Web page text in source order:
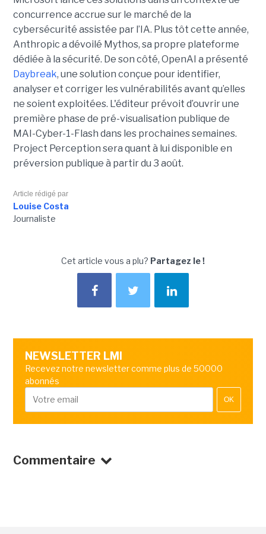
concurrence accrue sur le marché de la
cybersécurité assistée par l’IA. Plus tôt cette année,
Anthropic a dévoilé Mythos, sa propre plateforme
dédiée à la sécurité. De son côté, OpenAI a présenté
Daybreak, une solution conçue pour identifier,
analyser et corriger les vulnérabilités avant qu’elles
ne soient exploitées. L'éditeur prévoit d’ouvrir une
première phase de pré-visualisation publique de
MAI-Cyber-1-Flash dans les prochaines semaines.
Project Perception sera quant à lui disponible en
préversion publique à partir du 3 août.
Article rédigé par
Louise Costa
Journaliste
Cet article vous a plu? Partagez le !
NEWSLETTER LMI
Recevez notre newsletter comme plus de 50000
abonnés
OK
Commentaire